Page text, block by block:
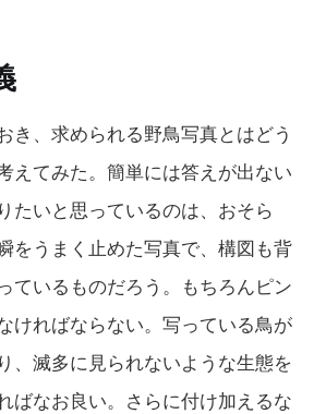
き、求められる野鳥写真とはどう
えてみた。簡単には答えが出ない
たいと思っているのは、おそら
をうまく止めた写真で、構図も背
ているものだろう。もちろんピン
ければならない。写っている鳥が
、滅多に見られないような生態を
ばなお良い。さらに付け加えるな